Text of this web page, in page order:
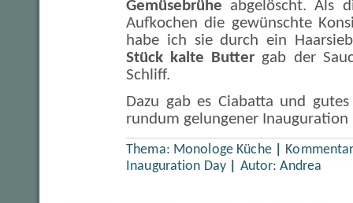
Gemüsebrühe abgelöscht. Als
Aufkochen die gewünschte
habe ich sie durch ein
Stück kalte Butter gab der
Schliff.
Dazu gab es Ciabatta und
rundum gelungener Inauguration
Thema: Monologe Küche
Inauguration Day
Autor:Andrea